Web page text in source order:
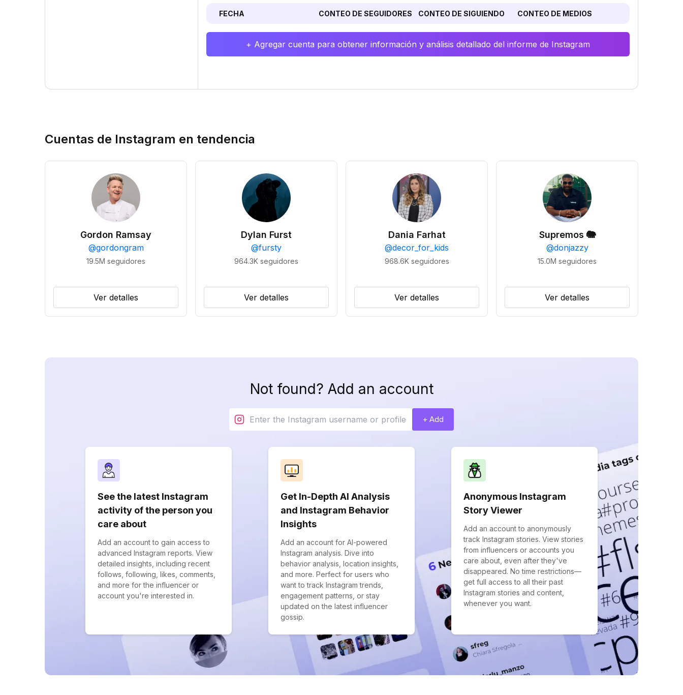
FECHA CONTEO DE SEGUIDORES CONTEO DE SIGUIENDO CONTEO DE MEDIOS
+ Agregar cuenta para obtener información y análisis detallado del informe de Instagram
Cuentas de Instagram en tendencia
Gordon Ramsay
@gordongram
19.5M seguidores
Ver detalles
Dylan Furst
@fursty
964.3K seguidores
Ver detalles
Dania Farhat
@decor_for_kids
968.6K seguidores
Ver detalles
Supremos 🐘
@donjazzy
15.0M seguidores
Ver detalles
Not found? Add an account
+ Add
See the latest Instagram
activity of the person you
care about
Add an account to gain access to
advanced Instagram reports. View
detailed insights, including recent
follows, following, likes, comments,
and more for the influencer or
account you're interested in.
Get In-Depth AI Analysis
and Instagram Behavior
Insights
Add an account for AI-powered
Instagram analysis. Dive into
behavior analysis, location insights,
and more. Perfect for users who
want to track Instagram trends,
engagement patterns, or stay
updated on the latest influencer
gossip.
Anonymous Instagram
Story Viewer
Add an account to anonymously
track Instagram stories. View stories
from influencers or accounts you
care about, even after they've
disappeared. No time restrictions—
get full access to all their past
Instagram stories and content,
whenever you want.